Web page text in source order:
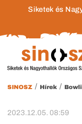
Siketek és
SINOSZ / Hírek /
2023.12.05. 08:59